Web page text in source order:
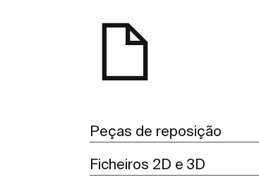
Peças de reposição
Ficheiros 2D e 3D